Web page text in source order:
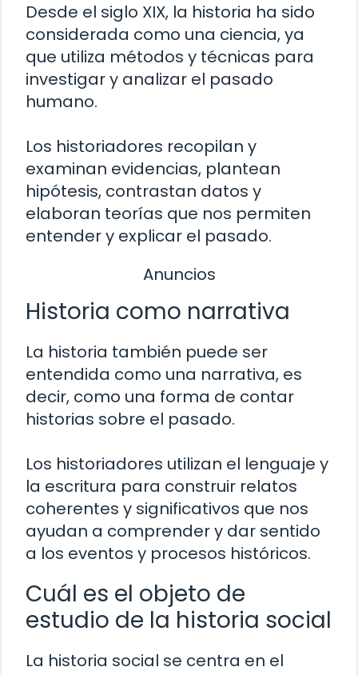
Desde el siglo XIX, la historia ha sido
considerada como una ciencia, ya
que utiliza métodos y técnicas para
investigar y analizar el pasado
humano.
Los historiadores recopilan y
examinan evidencias, plantean
hipótesis, contrastan datos y
elaboran teorías que nos permiten
entender y explicar el pasado.
Anuncios
Historia como narrativa
La historia también puede ser
entendida como una narrativa, es
decir, como una forma de contar
historias sobre el pasado.
Los historiadores utilizan el lenguaje y
la escritura para construir relatos
coherentes y significativos que nos
ayudan a comprender y dar sentido
a los eventos y procesos históricos.
Cuál es el objeto de
estudio de la historia social
La historia social se centra en el